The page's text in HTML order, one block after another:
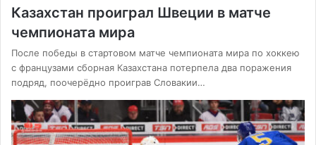
Казахстан проиграл Швеции в матче
чемпионата мира
После победы в стартовом матче чемпионата мира по хоккею
с французами сборная Казахстана потерпела два поражения
подряд, поочерёдно проиграв Словакии…